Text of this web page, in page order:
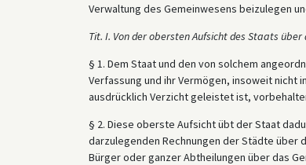
Verwaltung des Gemeinwesens beizulegen
Tit. I. Von der obersten Aufsicht des Staats über
§ 1. Dem Staat und den von solchem
Verfassung und ihr Vermögen, insoweit nicht
ausdrücklich Verzicht geleistet ist,
§ 2. Diese oberste Aufsicht übt der Staat
darzulegenden Rechnungen der Städte über
Bürger oder ganzer Abtheilungen über das